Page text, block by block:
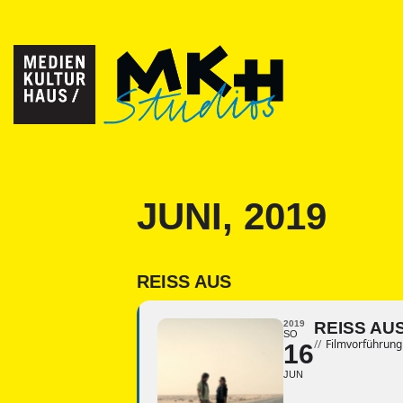
JUNI, 2019
REISS AUS
2019
SO
16
JUN
REISS
// Filmvorführung